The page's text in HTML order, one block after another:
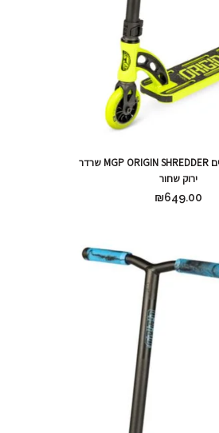
קורקינט פעלולים MGP ORIGIN SHREDDER שרדר
ירוק שחור
₪649.00